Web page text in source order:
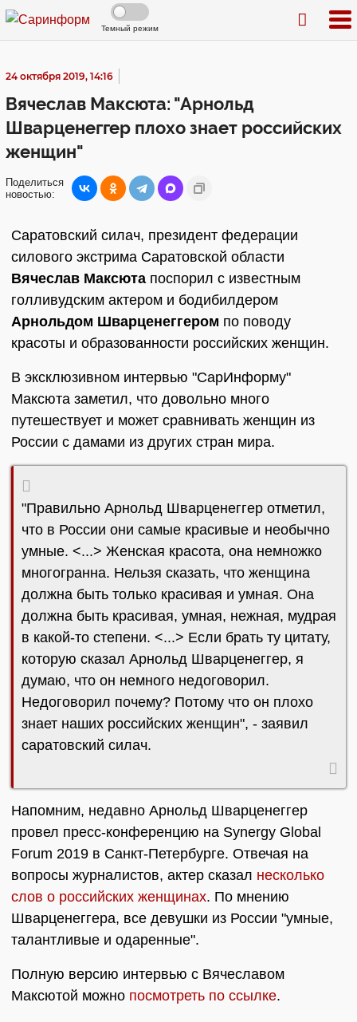
Темный режим
24 октября 2019, 14:16
Вячеслав Максюта: "Арнольд
Шварценеггер плохо знает российских
женщин"
Поделиться
новостью:
Саратовский силач, президент федерации
силового экстрима Саратовской области
Вячеслав Максюта поспорил с известным
голливудским актером и бодибилдером
Арнольдом Шварценеггером по поводу
красоты и образованности российских женщин.
В эксклюзивном интервью "СарИнформу"
Максюта заметил, что довольно много
путешествует и может сравнивать женщин из
России с дамами из других стран мира.
"Правильно Арнольд Шварценеггер отметил,
что в России они самые красивые и необычно
умные. <...> Женская красота, она немножко
многогранна. Нельзя сказать, что женщина
должна быть только красивая и умная. Она
должна быть красивая, умная, нежная, мудрая
в какой-то степени. <...> Если брать ту цитату,
которую сказал Арнольд Шварценеггер, я
думаю, что он немного недоговорил.
Недоговорил почему? Потому что он плохо
знает наших российских женщин", - заявил
саратовский силач.
Напомним, недавно Арнольд Шварценеггер
провел пресс-конференцию на Synergy Global
Forum 2019 в Санкт-Петербурге. Отвечая на
вопросы журналистов, актер сказал несколько
слов о российских женщинах. По мнению
Шварценеггера, все девушки из России "умные,
талантливые и одаренные".
Полную версию интервью с Вячеславом
Максютой можно посмотреть по ссылке.